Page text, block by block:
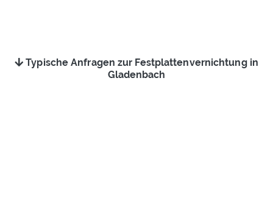
Typische Anfragen zur Festplattenvernichtung in
Gladenbach